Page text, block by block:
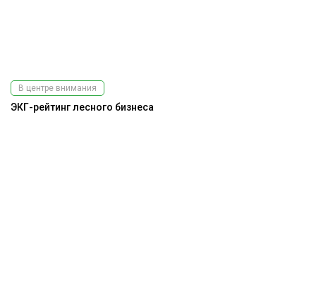
В центре внимания
ЭКГ-рейтинг лесного бизнеса